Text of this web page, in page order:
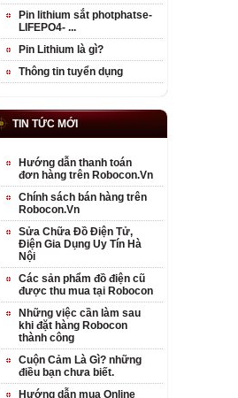
Pin lithium sắt photphatse-
LIFEPO4- ...
Pin Lithium là gì?
Thông tin tuyển dụng
TIN TỨC MỚI
Hướng dẫn thanh toán
đơn hàng trên Robocon.Vn
Chính sách bán hàng trên
Robocon.Vn
Sửa Chữa Đồ Điện Tử,
Điện Gia Dụng Uy Tín Hà
Nội
Các sản phẩm đồ điện cũ
được thu mua tại Robocon
Những việc cần làm sau
khi đặt hàng Robocon
thành công
Cuộn Cảm Là Gì? những
điều bạn chưa biết.
Hướng dẫn mua Online